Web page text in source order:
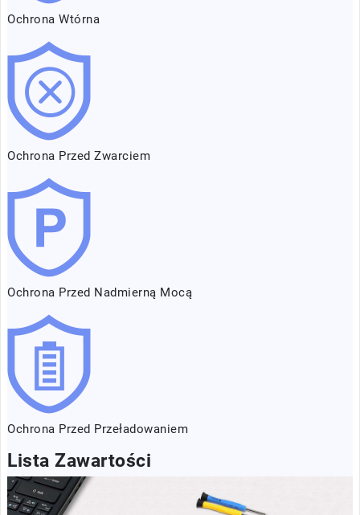
Ochrona Wtórna
Ochrona Przed Zwarciem
Ochrona Przed Nadmierną Mocą
Ochrona Przed Przeładowaniem
Lista Zawartości